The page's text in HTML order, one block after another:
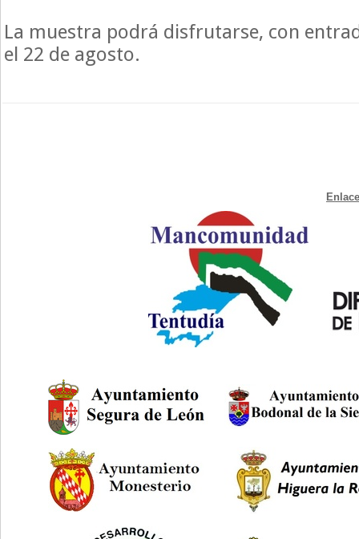
La muestra podrá disfrutarse, con
el 22 de agosto.